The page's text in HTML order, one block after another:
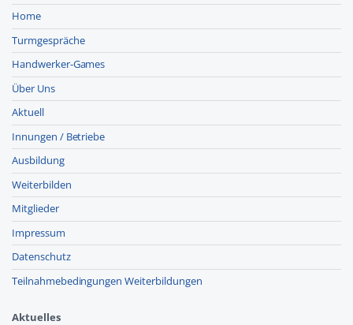
Home
Turmgespräche
Handwerker-Games
Über Uns
Aktuell
Innungen / Betriebe
Ausbildung
Weiterbilden
Mitglieder
Impressum
Datenschutz
Teilnahmebedingungen Weiterbildungen
Aktuelles